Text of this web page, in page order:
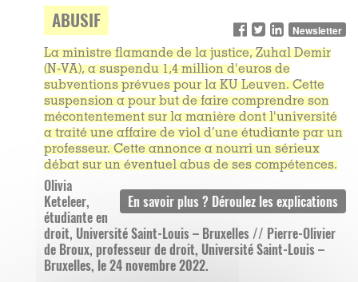
ABUSIF Newsletter
La ministre flamande de la justice, Zuhal Demir
(N-VA), a suspendu 1,4 million d'euros de
subventions prévues pour la KU Leuven. Cette
suspension a pour but de faire comprendre son
mécontentement sur la manière dont l'université
a traité une affaire de viol d’une étudiante par un
professeur. Cette annonce a nourri un sérieux
débat sur un éventuel abus de ses compétences.
Olivia
Keteleer,
étudiante en
droit, Université Saint-Louis – Bruxelles // Pierre-Olivier
de Broux, professeur de droit, Université Saint-Louis –
Bruxelles, le 24 novembre 2022.